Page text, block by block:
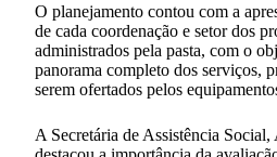
O planejamento contou com a
de cada coordenação e setor dos
administrados pela pasta, com o
panorama completo dos serviços,
serem ofertados pelos
A Secretária de Assistência